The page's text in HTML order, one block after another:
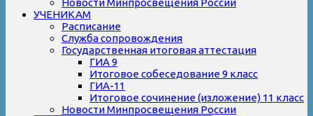
Новости Минпросвещения России
УЧЕНИКАМ
Расписание
Служба сопровождения
Государственная итоговая аттестация
ГИА 9
Итоговое собеседование 9 класс
ГИА-11
Итоговое сочинение (изложение) 11 класс
Новости Минпросвещения России